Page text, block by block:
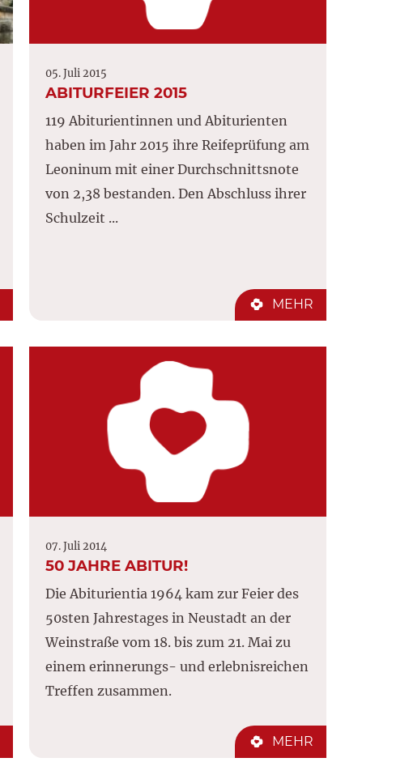
05. Juli 2015
ABITURFEIER 2015
119 Abiturientinnen und Abiturienten
haben im Jahr 2015 ihre Reifeprüfung am
Leoninum mit einer Durchschnittsnote
von 2,38 bestanden. Den Abschluss ihrer
Schulzeit ...
MEHR
07. Juli 2014
50 JAHRE ABITUR!
Die Abiturientia 1964 kam zur Feier des
50sten Jahrestages in Neustadt an der
Weinstraße vom 18. bis zum 21. Mai zu
einem erinnerungs- und erlebnisreichen
Treffen zusammen.
MEHR